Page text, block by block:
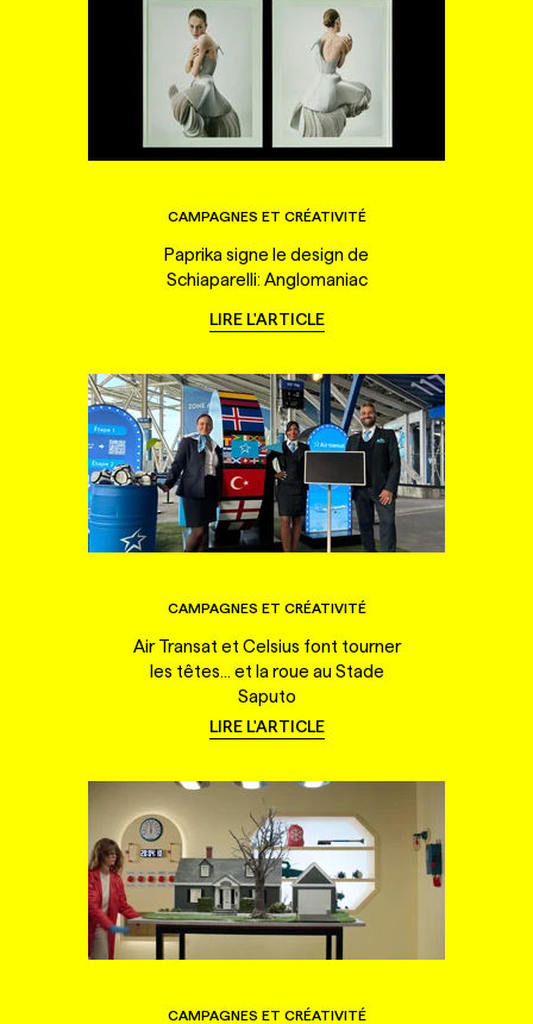
CAMPAGNES ET CRÉATIVITÉ
Paprika signe le design de
Schiaparelli: Anglomaniac
LIRE L'ARTICLE
CAMPAGNES ET CRÉATIVITÉ
Air Transat et Celsius font tourner
les têtes... et la roue au Stade
Saputo
LIRE L'ARTICLE
CAMPAGNES ET CRÉATIVITÉ